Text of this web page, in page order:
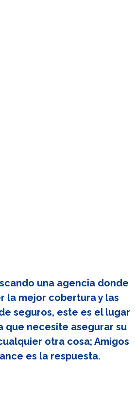
una agencia donde
la mejor cobertura y las
seguros, este es el lugar
que necesite asegurar su
otra cosa; Amigos
es la respuesta.